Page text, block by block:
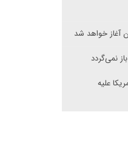
آغاز خواهد شد
نمی‌گردد
علیه